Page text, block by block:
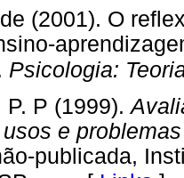
(2001). O
Psicologia:
P. P (1999).
e
publicada,